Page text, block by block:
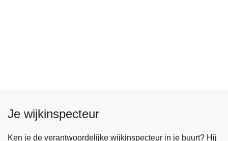
Je wijkinspecteur
Ken je de verantwoordelijke wijkinspecteur in je buurt? Hij